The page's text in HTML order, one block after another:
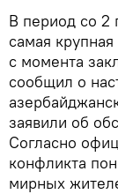
В период со 2
самая
с момента
сообщил о
заявили об
Согласно
конфликта
мирных